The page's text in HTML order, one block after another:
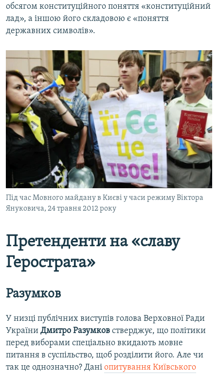
обсягом конституційного поняття «конституційний
лад», а іншою його складовою є «поняття
державних символів».
Під час Мовного майдану в Києві у часи режиму Віктора
Януковича, 24 травня 2012 року
Претенденти на «славу
Герострата»
Разумков
У низці публічних виступів голова Верховної Ради
України Дмитро Разумков стверджує, що політики
перед виборами спеціально вкидають мовне
питання в суспільство, щоб розділити його. Але чи
так це однозначно? Дані опитування Київського